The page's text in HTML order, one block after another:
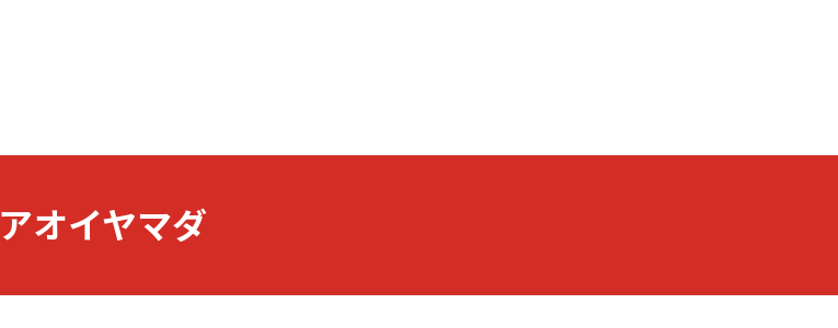
アオイヤマダ